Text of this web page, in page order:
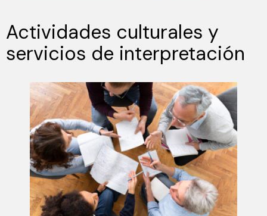
Actividades culturales y
servicios de interpretación